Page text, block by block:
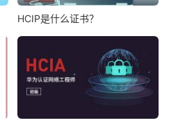
HCIP是什么证书？